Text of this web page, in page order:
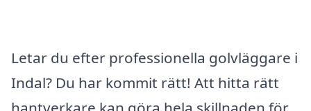
Letar du efter professionella golvläggare i
Indal? Du har kommit rätt! Att hitta rätt